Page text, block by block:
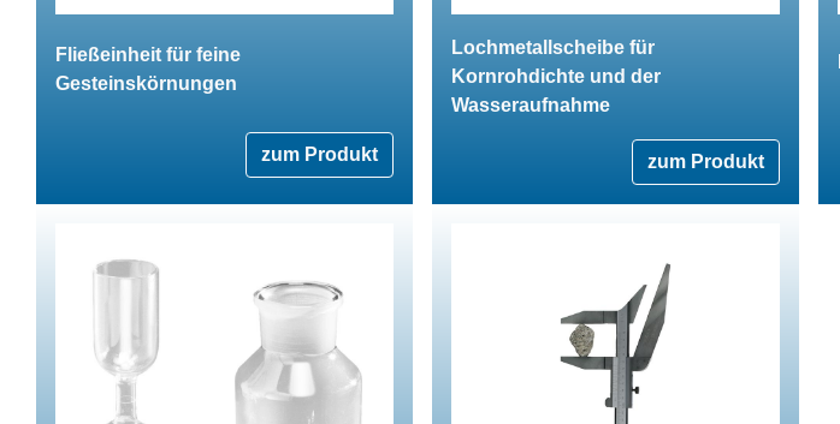
Fließeinheit für feine
Gesteinskörnungen
zum Produkt
Lochmetallscheibe für
Kornrohdichte und der
Wasseraufnahme
zum Produkt